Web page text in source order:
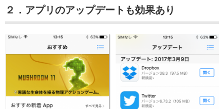
２．アプリのアップデートも効果あり